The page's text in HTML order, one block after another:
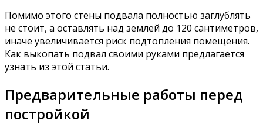
Помимо этого стены подвала полностью заглублять
не стоит, а оставлять над землей до 120 сантиметров,
иначе увеличивается риск подтопления помещения.
Как выкопать подвал своими руками предлагается
узнать из этой статьи.
Предварительные работы перед
постройкой